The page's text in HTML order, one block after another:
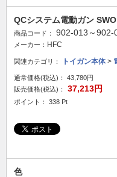
QCシステム電動ガン
商品コード： 902-013～902-
メーカー： HFC
関連カテゴリ： トイガン本体>
通常価格(税込)：
43,780円
販売価格(税込)：
37,213円
ポイント： 338 Pt
色